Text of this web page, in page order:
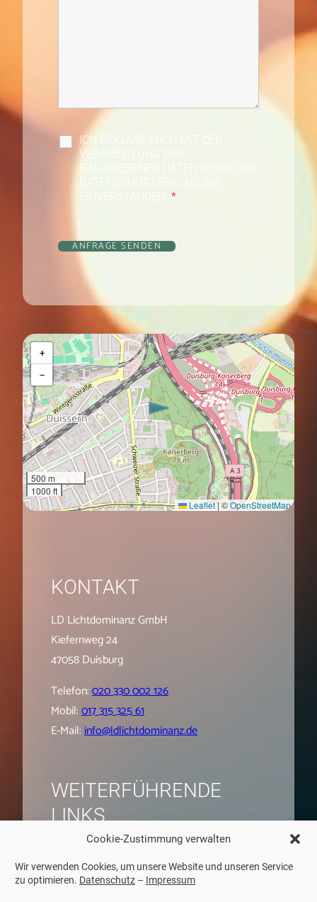
Cookie-Zustimmung verwalten
Wir verwenden Cookies, um unsere Website und unseren Service
zu optimieren. Datenschutz – Impressum
ICH ERKLÄRE MICH MIT DER
VERARBEITUNG DER
EINGEGEBENEN DATEN SOWIE DER
DATENSCHUTZERKLÄRUNG
EINVERSTANDEN. *
+
−
500 m
1000 ft
Leaflet|©OpenStreetMap
KONTAKT
LD Lichtdominanz GmbH
Kiefernweg 24
47058 Duisburg
Telefon:020 330 002 126
Mobil:017 315 325 61
E-Mail:info@ldlichtdominanz.de
WEITER­­FÜHRENDE
LINKS
Impressum
Datenschutz
AGB